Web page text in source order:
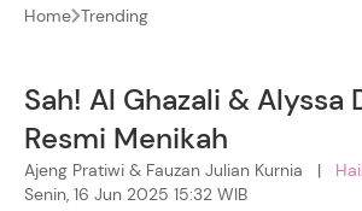
Home Trending
Sah! Al Ghazali & Alyssa
Resmi Menikah
Ajeng Pratiwi & Fauzan Julian Kurnia |
Senin, 16 Jun 2025 15:32 WIB